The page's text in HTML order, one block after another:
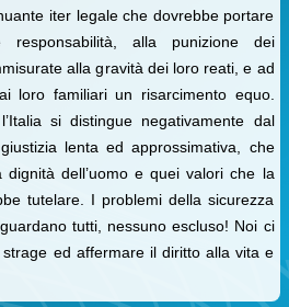
iter legale che dovrebbe portare
responsabilità, alla punizione dei
alla gravità dei loro reati, e ad
loro familiari un risarcimento equo.
si distingue negativamente dal
lenta ed approssimativa, che
dignità dell’uomo e quei valori che la
tutelare. I problemi della sicurezza
tutti, nessuno escluso! Noi ci
ed affermare il diritto alla vita e